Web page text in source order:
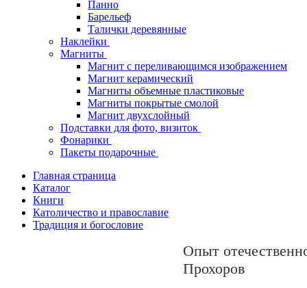
Панно
Барельеф
Талички деревянные
Наклейки
Магниты
Магнит с переливающимся изображением
Магнит керамический
Магниты объемные пластиковые
Магниты покрытые смолой
Магнит двухслойный
Подставки для фото, визиток
Фонарики
Пакеты подарочные
Главная страница
Каталог
Книги
Католичество и православие
Традиция и богословие
Опыт
Прохоров